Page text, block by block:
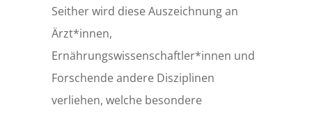
Seither wird diese Auszeichnung an
Ärzt*innen,
Ernährungswissenschaftler*innen und
Forschende andere Disziplinen
verliehen, welche besondere